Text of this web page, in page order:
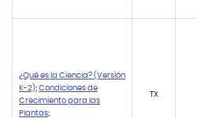
¿Qué es la Ciencia? (Versión
K-2); Condiciones de
Crecimiento para las
Plantas;
TX